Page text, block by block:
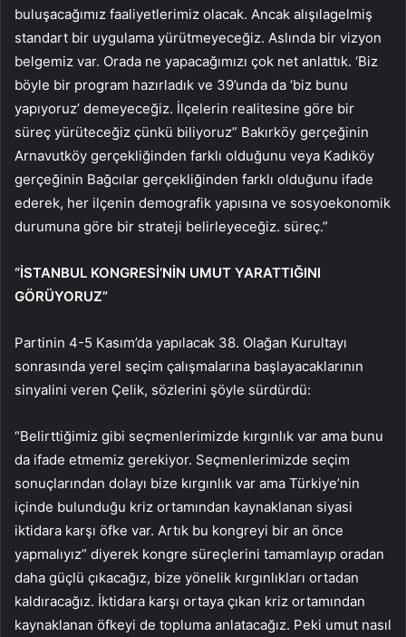
buluşacağımız faaliyetlerimiz olacak. Ancak alışılagelmiş
standart bir uygulama yürütmeyeceğiz. Aslında bir vizyon
belgemiz var. Orada ne yapacağımızı çok net anlattık. ‘Biz
böyle bir program hazırladık ve 39’unda da ‘biz bunu
yapıyoruz’ demeyeceğiz. İlçelerin realitesine göre bir
süreç yürüteceğiz çünkü biliyoruz” Bakırköy gerçeğinin
Arnavutköy gerçekliğinden farklı olduğunu veya Kadıköy
gerçeğinin Bağcılar gerçekliğinden farklı olduğunu ifade
ederek, her ilçenin demografik yapısına ve sosyoekonomik
durumuna göre bir strateji belirleyeceğiz. süreç.”
“İSTANBUL KONGRESİ’NİN UMUT YARATTIĞINI
GÖRÜYORUZ”
Partinin 4-5 Kasım’da yapılacak 38. Olağan Kurultayı
sonrasında yerel seçim çalışmalarına başlayacaklarının
sinyalini veren Çelik, sözlerini şöyle sürdürdü:
“Belirttiğimiz gibi seçmenlerimizde kırgınlık var ama bunu
da ifade etmemiz gerekiyor. Seçmenlerimizde seçim
sonuçlarından dolayı bize kırgınlık var ama Türkiye’nin
içinde bulunduğu kriz ortamından kaynaklanan siyasi
iktidara karşı öfke var. Artık bu kongreyi bir an önce
yapmalıyız” diyerek kongre süreçlerini tamamlayıp oradan
daha güçlü çıkacağız, bize yönelik kırgınlıkları ortadan
kaldıracağız. İktidara karşı ortaya çıkan kriz ortamından
kaynaklanan öfkeyi de topluma anlatacağız. Peki umut nasıl